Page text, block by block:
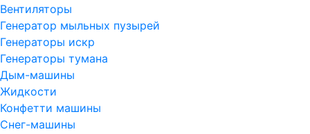
Вентиляторы
Генератор мыльных пузырей
Генераторы искр
Генераторы тумана
Дым-машины
Жидкости
Конфетти машины
Снег-машины